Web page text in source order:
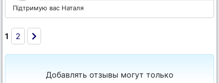
Підтримую вас Наталя
1 2
Добавлять отзывы могут только